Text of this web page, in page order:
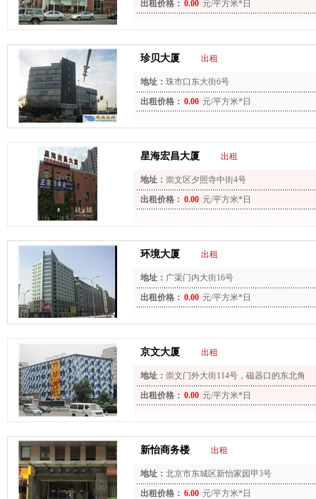
出租价格： 0.00 元/平方米*日
珍贝大厦 出租
地址： 珠市口东大街6号
出租价格： 0.00 元/平方米*日
星海宏昌大厦 出租
地址： 崇文区夕照寺中街4号
出租价格： 0.00 元/平方米*日
环境大厦 出租
地址： 广渠门内大街16号
出租价格： 0.00 元/平方米*日
京文大厦 出租
地址： 崇文门外大街114号，磁器口的东北角
出租价格： 0.00 元/平方米*日
新怡商务楼 出租
地址： 北京市东城区新怡家园甲3号
出租价格： 6.00 元/平方米*日